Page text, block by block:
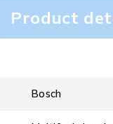
Product
Bosch